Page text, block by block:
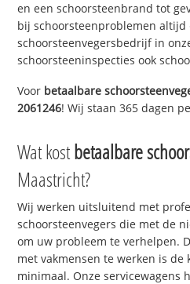
en een schoorsteenbrand tot
bij schoorsteenproblemen altijd
schoorsteenvegersbedrijf in
schoorsteeninspecties ook
Voor betaalbare
2061246! Wij staan 365 dagen
Wat kostbetaalbare
Maastricht?
Wij werken uitsluitend met
schoorsteenvegers die met de
om uw probleem te verhelpen.
met vakmensen te werken is
minimaal. Onze servicewagens